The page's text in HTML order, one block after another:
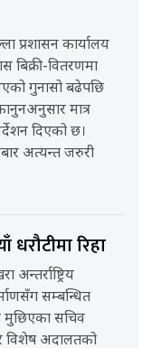
प्रशासन कार्यालय
बिक्री-वितरणमा
गुनासो बढेपछि
मात्र
दिएको छ।
अत्यन्त जरुरी
रिहा
अन्तर्राष्ट्रिय
सम्बन्धित
मुछिएका सचिव
विशेष अदालतको